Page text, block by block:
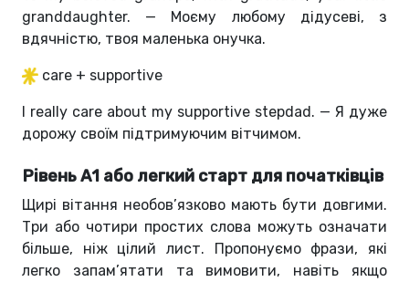
granddaughter. — Моєму любому дідусеві, з
вдячністю, твоя маленька онучка.
care + supportive
I really care about my supportive stepdad. — Я дуже
дорожу своїм підтримуючим вітчимом.
Рівень А1 або легкий старт для початківців
Щирі вітання необов’язково мають бути довгими.
Три або чотири простих слова можуть означати
більше, ніж цілий лист. Пропонуємо фрази, які
легко запам’ятати та вимовити, навіть якщо